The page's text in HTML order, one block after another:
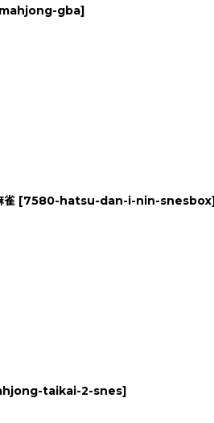
gba]
雀 [7580-hatsu-dan-i-nin-snesbox]
taikai-2-snes]